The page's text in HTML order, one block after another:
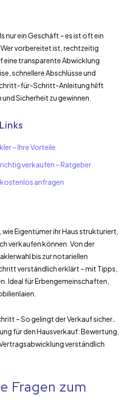
nur ein Geschäft – es ist oft ein
vorbereitet ist, rechtzeitig
eine transparente Abwicklung
schnellere Abschlüsse und
für-Schritt-Anleitung hilft
Sicherheit zu gewinnen.
– Ihre Vorteile
verkaufen – Ratgeber
anfragen
Eigentümer ihr Haus strukturiert,
verkaufen können. Von der
bis zur notariellen
verständlich erklärt – mit Tipps,
Ideal für Erbengemeinschaften,
– So gelingt der Verkauf sicher.
für den Hausverkauf: Bewertung,
verständlich
Fragen zum